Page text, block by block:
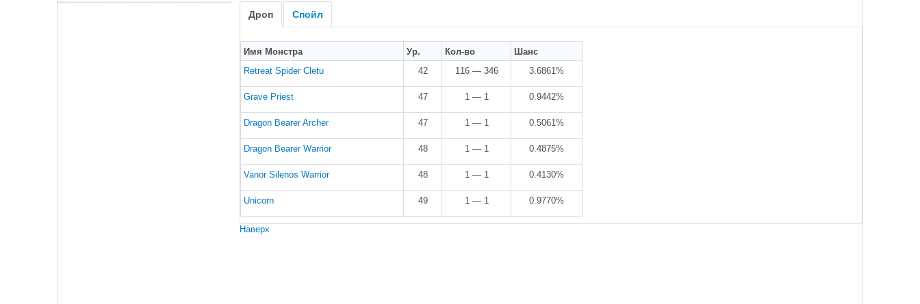
Дроп Спойл
Имя Монстра Ур. Кол-во
Шанс
Retreat Spider Cletu
42 116 — 346 3.6861%
Grave Priest 47 1 — 1 0.9442%
Dragon Bearer Archer 47 1 — 1 0.5061%
Dragon Bearer Warrior 48 1 — 1 0.4875%
Vanor Silenos Warrior 48 1 — 1 0.4130%
Unicorn 49 1 — 1 0.9770%
Наверх